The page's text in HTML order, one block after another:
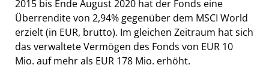
2015 bis Ende August 2020 hat der Fonds eine
Überrendite von 2,94% gegenüber dem MSCI World
erzielt (in EUR, brutto). Im gleichen Zeitraum hat sich
das verwaltete Vermögen des Fonds von EUR 10
Mio. auf mehr als EUR 178 Mio. erhöht.